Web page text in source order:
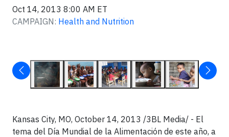
Oct 14, 2013 8:00 AM ET
CAMPAIGN: Health and Nutrition
Kansas City, MO, October 14, 2013 /3BL Media/ - El
tema del Día Mundial de la Alimentación de este año, a